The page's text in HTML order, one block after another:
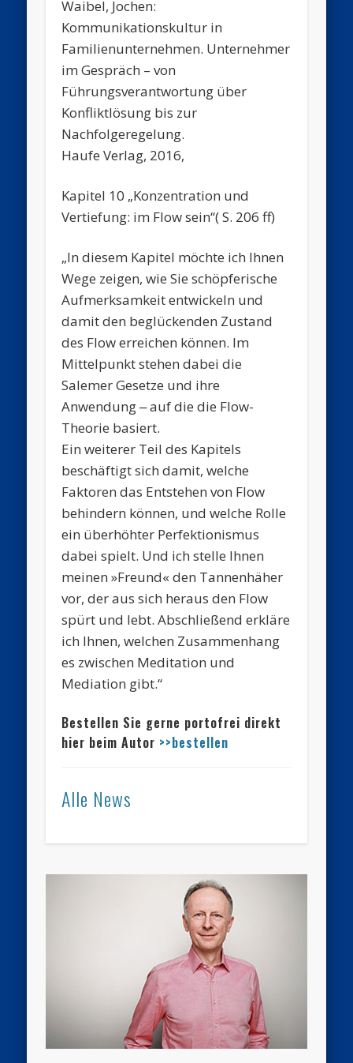
Waibel, Jochen:
Kommunikationskultur in
Familienunternehmen. Unternehmer
im Gespräch – von
Führungsverantwortung über
Konfliktlösung bis zur
Nachfolgeregelung.
Haufe Verlag, 2016,
Kapitel 10 „Konzentration und
Vertiefung: im Flow sein“( S. 206 ff)
„In diesem Kapitel möchte ich Ihnen
Wege zeigen, wie Sie schöpferische
Aufmerksamkeit entwickeln und
damit den beglückenden Zustand
des Flow erreichen können. Im
Mittelpunkt stehen dabei die
Salemer Gesetze und ihre
Anwendung ‒ auf die die Flow-
Theorie basiert.
Ein weiterer Teil des Kapitels
beschäftigt sich damit, welche
Faktoren das Entstehen von Flow
behindern können, und welche Rolle
ein überhöhter Perfektionismus
dabei spielt. Und ich stelle Ihnen
meinen »Freund« den Tannenhäher
vor, der aus sich heraus den Flow
spürt und lebt. Abschließend erkläre
ich Ihnen, welchen Zusammenhang
es zwischen Meditation und
Mediation gibt.“
Bestellen Sie gerne portofrei direkt
hier beim Autor >>bestellen
Alle News